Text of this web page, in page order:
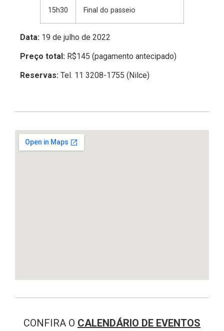
15h30 Final do passeio
Data: 19 de julho de 2022
Preço total: R$145 (pagamento antecipado)
Reservas: Tel. 11 3208-1755 (Nilce)
CONFIRA O CALENDÁRIO DE EVENTOS